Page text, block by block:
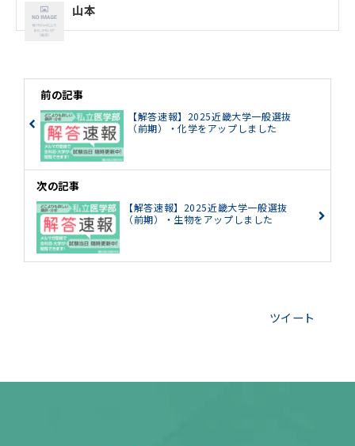
山本
前の記事
【解答速報】2025近畿大学一般選抜
（前期）・化学をアップしました
次の記事
【解答速報】2025近畿大学一般選抜
（前期）・生物をアップしました
ツイート